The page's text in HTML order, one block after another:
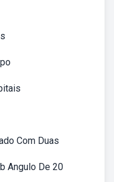
Com Duas
Angulo De 20